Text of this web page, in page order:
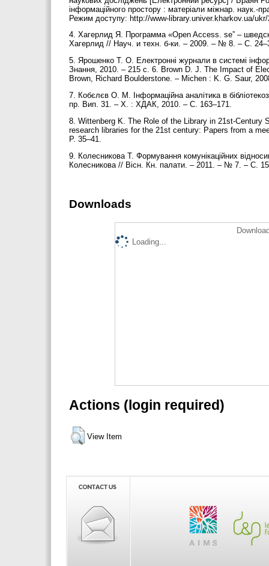
інформаційного простору : матеріали міжнар. наук.-
Режим доступу: http://www-library.univer.kharkov.ua/
4. Хагерлид Я. Программа «Open Access. se” –
Хагерлид // Науч. и техн. б-ки. – 2009. – № 8. – С.
5. Ярошенко Т. О. Електронні журнали в системі
Знання, 2010. – 215 с. 6. Brown D. J. The Impact of
Brown, Richard Boulderstone. – Michen : K. G. Saur,
7. Кобєлєв О. М. Інформаційна аналітика в
пр. Вип. 31. – Х. : ХДАК, 2010. – С. 163–171.
8. Wittenberg K. The Role of the Library in 21st-
research libraries for the 21st century: Papers from a
P. 35–41.
9. Колесникова Т. Формування комунікаційних
Колесникова // Вісн. Кн. палати. – 2011. – № 7. – С.
Downloads
Loading...
Actions (login required)
View Item